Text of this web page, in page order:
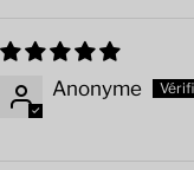
Anonyme